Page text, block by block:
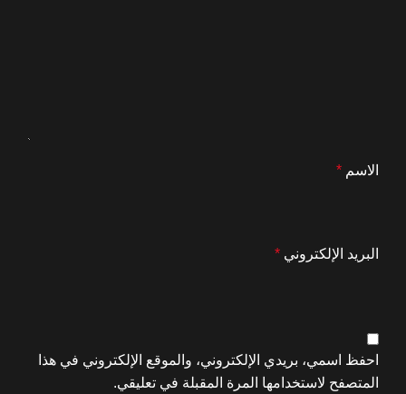
الاسم *
البريد الإلكتروني *
احفظ اسمي، بريدي الإلكتروني، والموقع الإلكتروني في هذا
المتصفح لاستخدامها المرة المقبلة في تعليقي.